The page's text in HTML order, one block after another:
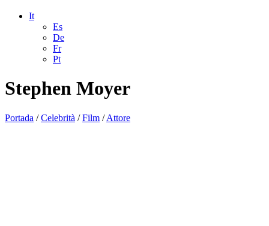
It
Es
De
Fr
Pt
Stephen Moyer
Portada /Celebrità /Film /Attore